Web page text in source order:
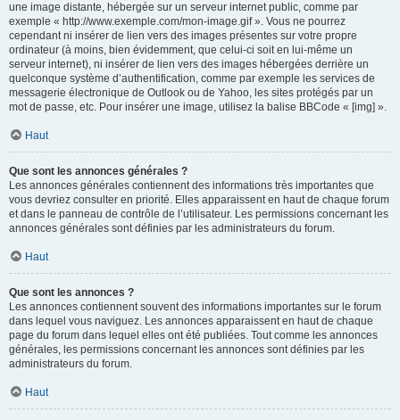
une image distante, hébergée sur un serveur internet public, comme par
exemple « http://www.exemple.com/mon-image.gif ». Vous ne pourrez
cependant ni insérer de lien vers des images présentes sur votre propre
ordinateur (à moins, bien évidemment, que celui-ci soit en lui-même un
serveur internet), ni insérer de lien vers des images hébergées derrière un
quelconque système d’authentification, comme par exemple les services de
messagerie électronique de Outlook ou de Yahoo, les sites protégés par un
mot de passe, etc. Pour insérer une image, utilisez la balise BBCode « [img] ».
Haut
Que sont les annonces générales ?
Les annonces générales contiennent des informations très importantes que
vous devriez consulter en priorité. Elles apparaissent en haut de chaque forum
et dans le panneau de contrôle de l’utilisateur. Les permissions concernant les
annonces générales sont définies par les administrateurs du forum.
Haut
Que sont les annonces ?
Les annonces contiennent souvent des informations importantes sur le forum
dans lequel vous naviguez. Les annonces apparaissent en haut de chaque
page du forum dans lequel elles ont été publiées. Tout comme les annonces
générales, les permissions concernant les annonces sont définies par les
administrateurs du forum.
Haut